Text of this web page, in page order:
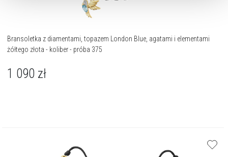
Bransoletka z diamentami, topazem London Blue, agatami i elementami
żółtego złota - koliber - próba 375
1 090 zł